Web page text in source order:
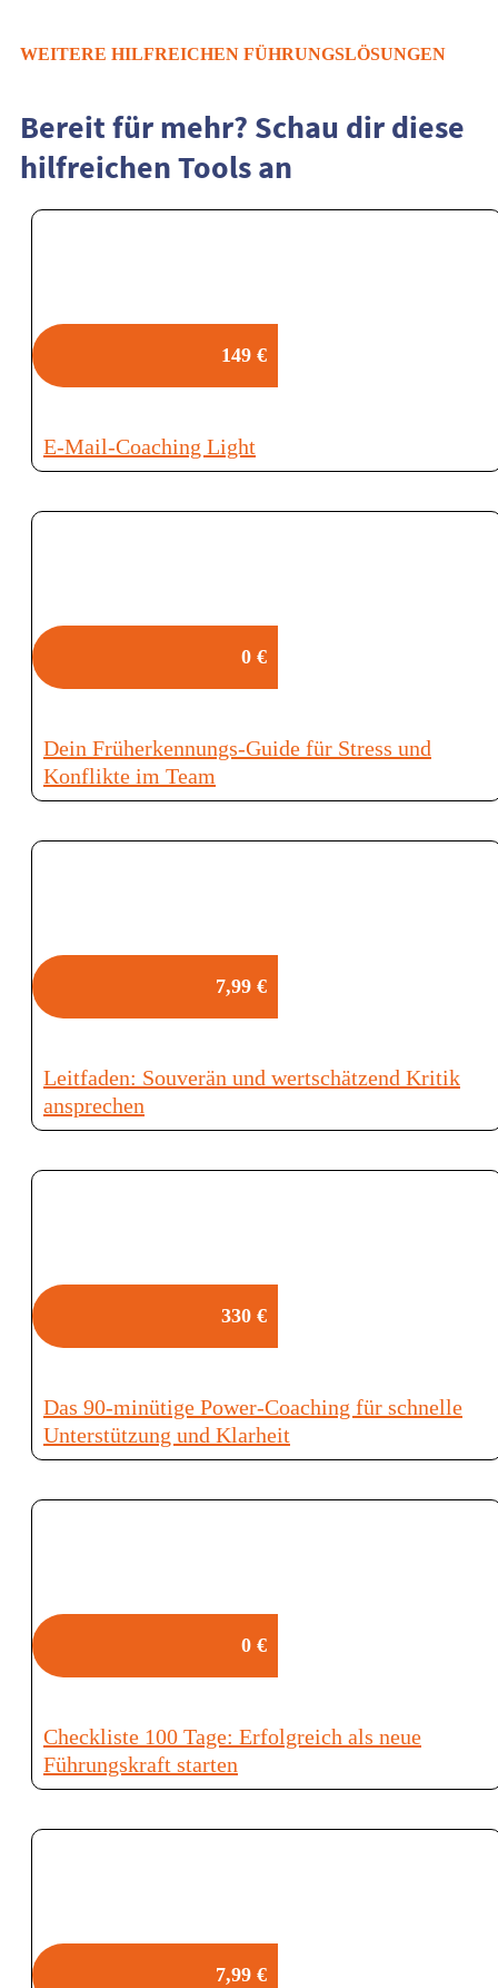
WEITERE HILFREICHEN FÜHRUNGSLÖSUNGEN
Bereit für mehr? Schau dir diese
hilfreichen Tools an
149 €
E-Mail-Coaching Light
0 €
Dein Früherkennungs-Guide für Stress und
Konflikte im Team
7,99 €
Leitfaden: Souverän und wertschätzend Kritik
ansprechen
330 €
Das 90-minütige Power-Coaching für schnelle
Unterstützung und Klarheit
0 €
Checkliste 100 Tage: Erfolgreich als neue
Führungskraft starten
7,99 €